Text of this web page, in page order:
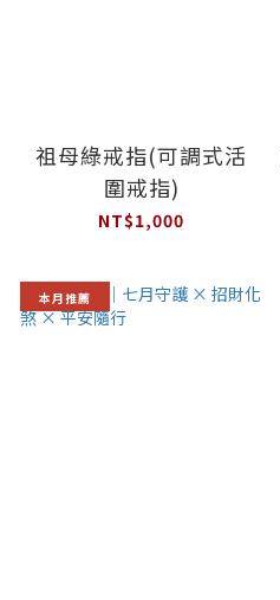
祖母綠戒指(可調式活
圍戒指)
NT$1,000
本月推薦